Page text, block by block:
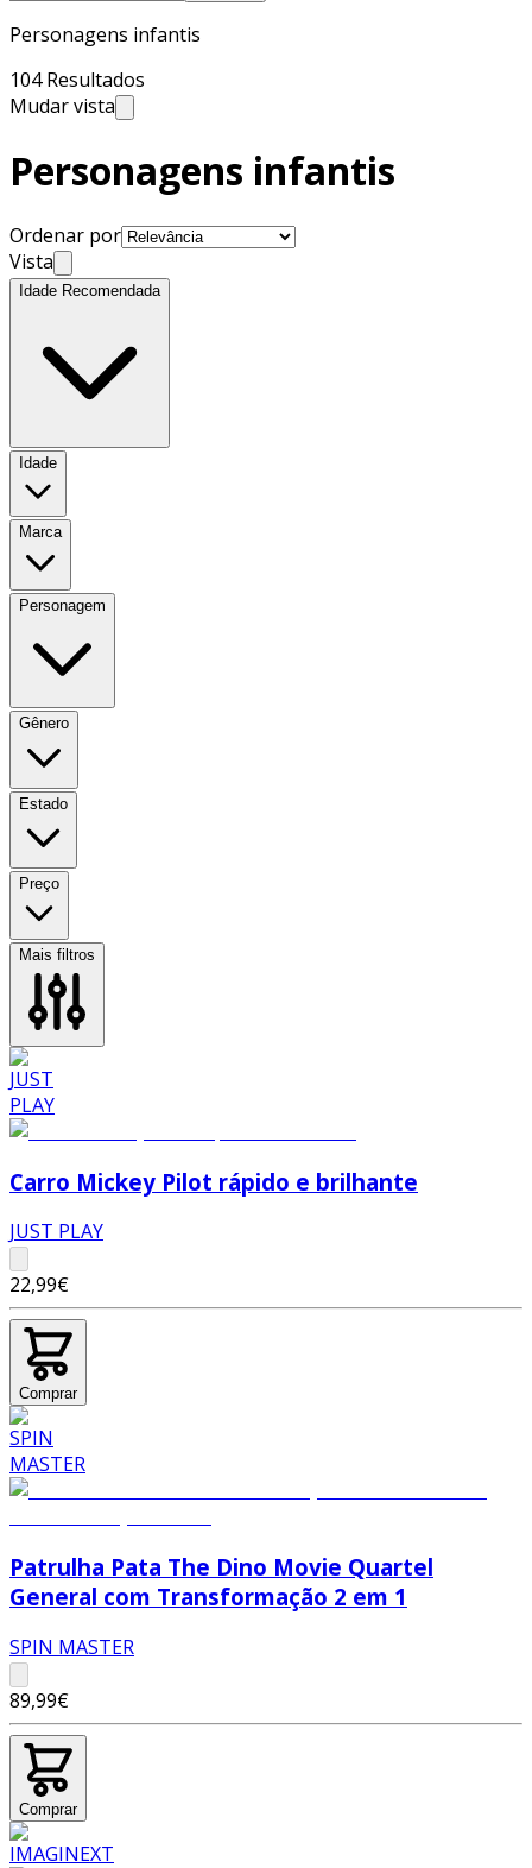
Personagens infantis
104 Resultados
Mudar vista
Personagens infantis
Ordenar por
Vista
Idade Recomendada
Idade
Marca
Personagem
Gênero
Estado
Preço
Mais filtros
Carro Mickey Pilot rápido e brilhante
JUST PLAY
22,99€
Comprar
Patrulha Pata The Dino Movie Quartel
General com Transformação 2 em 1
SPIN MASTER
89,99€
Comprar